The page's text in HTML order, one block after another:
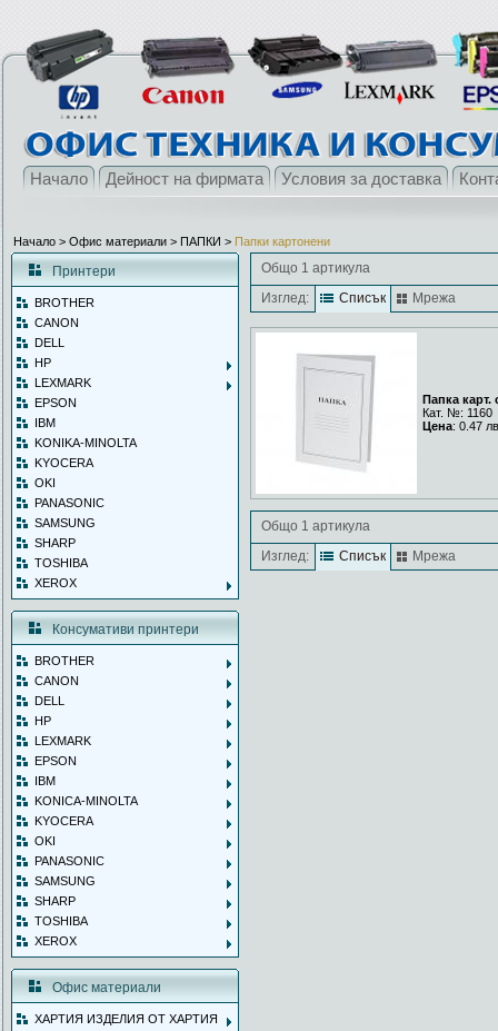
Начало Дейност на фирмата Условия за доставка
Начало > Офис материали > ПАПКИ > Папки картонени
Принтери
BROTHER
CANON
DELL
HP
LEXMARK
EPSON
IBM
KONIKA-MINOLTA
KYOCERA
OKI
PANASONIC
SAMSUNG
SHARP
TOSHIBA
XEROX
Консумативи принтери
BROTHER
CANON
DELL
HP
LEXMARK
EPSON
IBM
KONICA-MINOLTA
KYOCERA
OKI
PANASONIC
SAMSUNG
SHARP
TOSHIBA
XEROX
Офис материали
ХАРТИЯ ИЗДЕЛИЯ ОТ ХАРТИЯ
Общо 1 артикула
Изглед:
Списък Мрежа
Папка карт.
Кат. №: 1160
Цена: 0.47
Общо 1 артикула
Изглед:
Списък Мрежа